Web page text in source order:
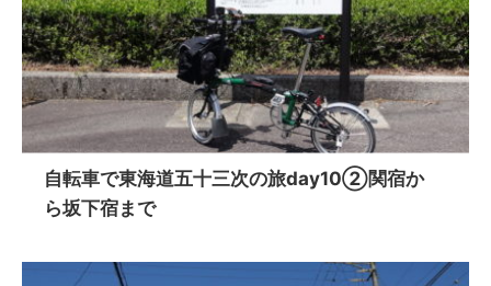
自転車で東海道五十三次の旅day10②関宿か
ら坂下宿まで